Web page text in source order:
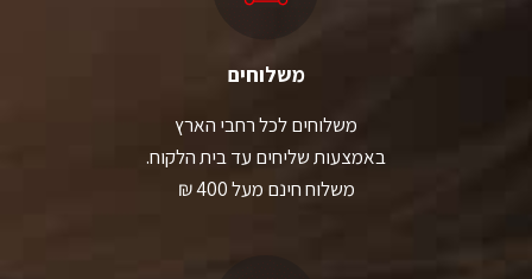
משלוחים
משלוחים לכל רחבי הארץ
באמצעות שליחים עד בית הלקוח.
משלוח חינם מעל 400 ₪